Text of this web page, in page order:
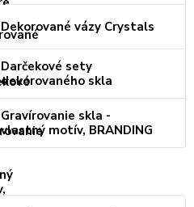
Dekorované vázy Crystals
Darčekové sety
dekorovaného skla
Gravírovanie skla -
vlastný motív, BRANDING